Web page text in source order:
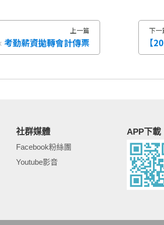
上一篇
考勤薪資拋轉會計傳票
下一
【
社群媒體
Facebook粉絲團
Youtube影音
APP下載